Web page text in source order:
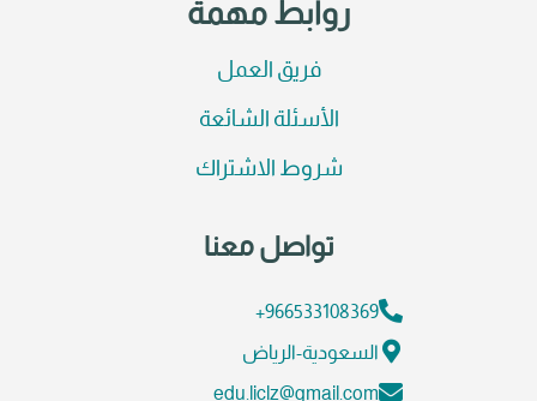
روابط مهمة
فريق العمل
الأسئلة الشائعة
شروط الاشتراك
تواصل معنا
966533108369+
السعودية-الرياض
edu.liclz@gmail.com